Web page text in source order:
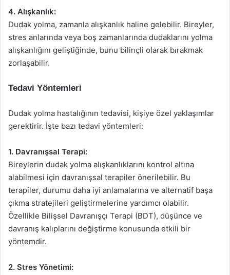
4. Alışkanlık:
Dudak yolma, zamanla alışkanlık haline gelebilir. Bireyler,
stres anlarında veya boş zamanlarında dudaklarını yolma
alışkanlığını geliştiğinde, bunu bilinçli olarak bırakmak
zorlaşabilir.
Tedavi Yöntemleri
Dudak yolma hastalığının tedavisi, kişiye özel yaklaşımlar
gerektirir. İşte bazı tedavi yöntemleri:
1. Davranışsal Terapi:
Bireylerin dudak yolma alışkanlıklarını kontrol altına
alabilmesi için davranışsal terapiler önerilebilir. Bu
terapiler, durumu daha iyi anlamalarına ve alternatif başa
çıkma stratejileri geliştirmelerine yardımcı olabilir.
Özellikle Bilişsel Davranışçı Terapi (BDT), düşünce ve
davranış kalıplarını değiştirme konusunda etkili bir
yöntemdir.
2. Stres Yönetimi: